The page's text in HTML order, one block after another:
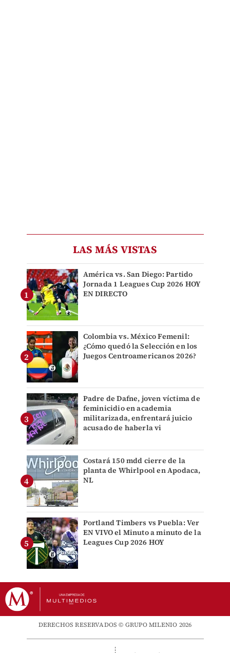
LAS MÁS VISTAS
América vs. San Diego: Partido
Jornada 1 Leagues Cup 2026 HOY
EN DIRECTO
Colombia vs. México Femenil:
¿Cómo quedó la Selección en los
Juegos Centroamericanos 2026?
Padre de Dafne, joven víctima de
feminicidio en academia
militarizada, enfrentará juicio
acusado de haberla vi
Costará 150 mdd cierre de la
planta de Whirlpool en Apodaca,
NL
Portland Timbers vs Puebla: Ver
EN VIVO el Minuto a minuto de la
Leagues Cup 2026 HOY
DERECHOS RESERVADOS © GRUPO MILENIO 2026